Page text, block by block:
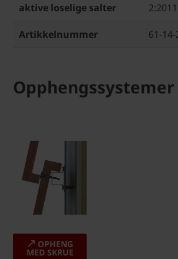
aktive loselige salter
Artikkelnummer 61-14-
Opphengssystemer
OPHENG
MED SKRUE